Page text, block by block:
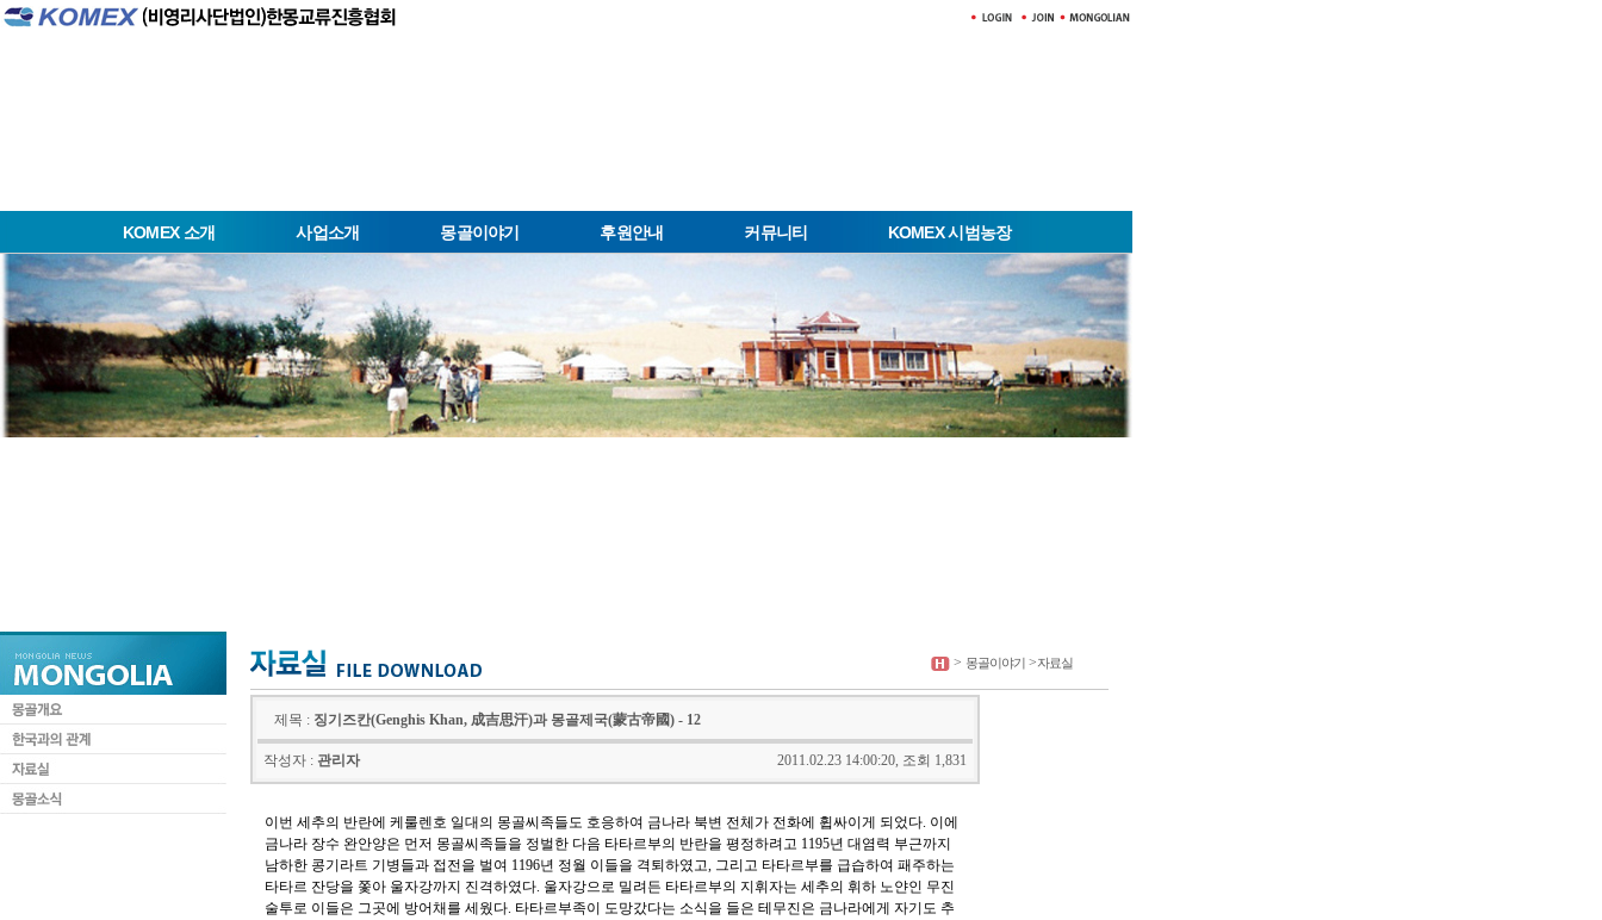
KOMEX 소개 사업소개 몽골이야기 후원안내 커뮤니티 KOMEX 시범농장
> 몽골이야기 >자료실
제목 : 징기즈칸(Genghis Khan, 成吉思汗)과 몽골제국(蒙古帝國) - 12
작성자 : 관리자 2011.02.23 14:00:20, 조회 1,831
이번 세추의 반란에 케룰렌호 일대의 몽골씨족들도 호응하여 금나라 북변 전체가 전화에 휩싸이게 되었다. 이에
금나라 장수 완안양은 먼저 몽골씨족들을 정벌한 다음 타타르부의 반란을 평정하려고 1195년 대염력 부근까지
남하한 콩기라트 기병들과 접전을 벌여 1196년 정월 이들을 격퇴하였고, 그리고 타타르부를 급습하여 패주하는
타타르 잔당을 쫓아 울자강까지 진격하였다. 울자강으로 밀려든 타타르부의 지휘자는 세추의 휘하 노얀인 무진
술투로 이들은 그곳에 방어채를 세웠다. 타타르부족이 도망갔다는 소식을 들은 테무진은 금나라에게 자기도 추